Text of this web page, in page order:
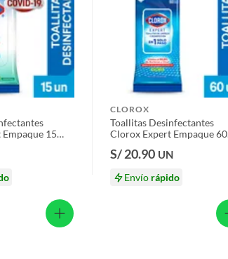
15
CLOROX
Toallitas Desinfectantes
Clorox Expert Empaque 60
S/ 20.90 UN
Envío rápido